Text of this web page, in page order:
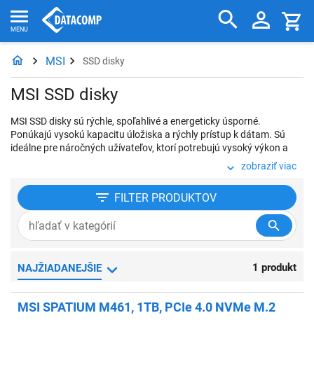
MSI SSD disky
MSI SSD disky
MSI SSD disky sú rýchle, spoľahlivé a energeticky úsporné.
Ponúkajú vysokú kapacitu úložiska a rýchly prístup k dátam. Sú
ideálne pre náročných užívateľov, ktorí potrebujú vysoký výkon a
stabilitu. Disky sú kompatibilné s väčšinou notebookov a stolných
zobraziť viac
FILTER PRODUKTOV
NAJŽIADANEJŠIE 1 produkt
MSI SPATIUM M461, 1TB, PCIe 4.0 NVMe M.2